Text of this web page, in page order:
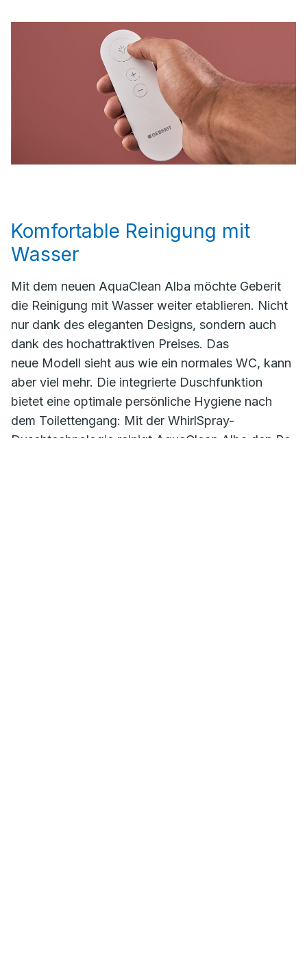
Komfortable Reinigung mit
Wasser
Mit dem neuen AquaClean Alba möchte Geberit
die Reinigung mit Wasser weiter etablieren. Nicht
nur dank des eleganten Designs, sondern auch
dank des hochattraktiven Preises. Das
neue Modell sieht aus wie ein normales WC, kann
aber viel mehr. Die integrierte Duschfunktion
bietet eine optimale persönliche Hygiene nach
dem Toilettengang: Mit der WhirlSpray-
Duschtechnologie reinigt AquaClean Alba den Po